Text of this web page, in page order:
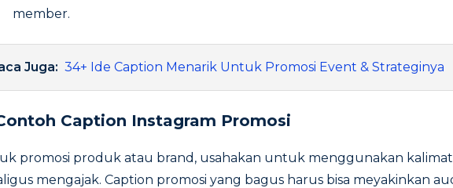
member.
Juga: 34+ Ide Caption Menarik Untuk Promosi Event & Strateginya
Caption Instagram Promosi
promosi produk atau brand, usahakan untuk menggunakan
mengajak. Caption promosi yang bagus harus bisa meyakinkan